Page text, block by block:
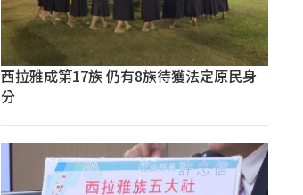
西拉雅成第17族 仍有8族待獲法定原民身
分